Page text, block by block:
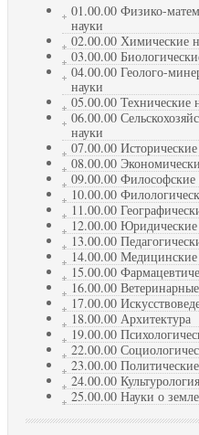
01.00.00 Физико-
науки
02.00.00 Химические
03.00.00
04.00.00 Геолого-
науки
05.00.00 Технические
06.00.00
науки
07.00.00
08.00.00
09.00.00 Философские
10.00.00
11.00.00
12.00.00 Юридические
13.00.00
14.00.00 Медицинские
15.00.00
16.00.00
17.00.00
18.00.00 Архитектура
19.00.00
22.00.00
23.00.00
24.00.00 Культурология
25.00.00 Науки о земле